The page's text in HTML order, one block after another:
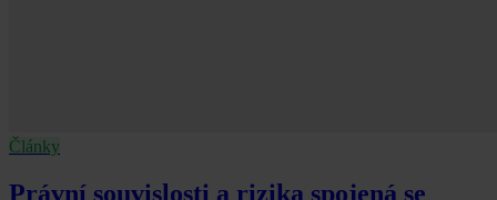
Články
Právní souvislosti a rizika spojená se